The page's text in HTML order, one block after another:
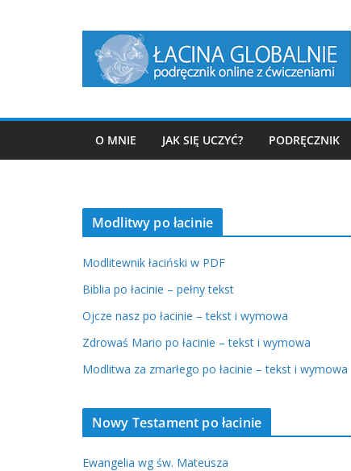
O MNIE JAK SIĘ UCZYĆ? PODRĘCZNIK
Modlitwy po łacinie
Modlitewnik łaciński w PDF
Biblia po łacinie – pełny tekst
Ojcze nasz po łacinie – tekst i wymowa
Zdrowaś Mario po łacinie – tekst i wymowa
Modlitwa za zmarłego po łacinie – tekst i wymowa
Nowy Testament po łacinie
Ewangelia wg św. Mateusza